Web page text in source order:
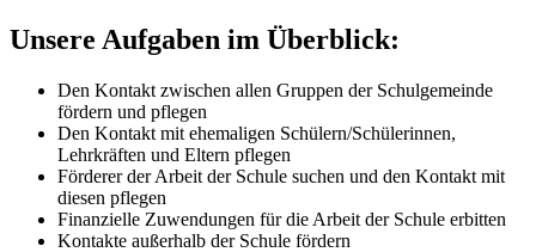
Unsere Aufgaben im Überblick:
Den Kontakt zwischen allen Gruppen der Schulgemeinde
fördern und pflegen
Den Kontakt mit ehemaligen Schülern/Schülerinnen,
Lehrkräften und Eltern pflegen
Förderer der Arbeit der Schule suchen und den Kontakt mit
diesen pflegen
Finanzielle Zuwendungen für die Arbeit der Schule erbitten
Kontakte außerhalb der Schule fördern